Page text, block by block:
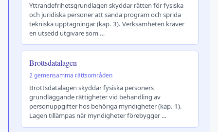
Yttrandefrihetsgrundlagen skyddar rätten för fysiska
och juridiska personer att sända program och sprida
tekniska upptagningar (kap. 3). Verksamheten kräver
en utsedd utgivare som …
Brottsdatalagen
2 gemensamma rättsområden
Brottsdatalagen skyddar fysiska personers
grundläggande rättigheter vid behandling av
personuppgifter hos behöriga myndigheter (kap. 1).
Lagen tillämpas när myndigheter förebygger …